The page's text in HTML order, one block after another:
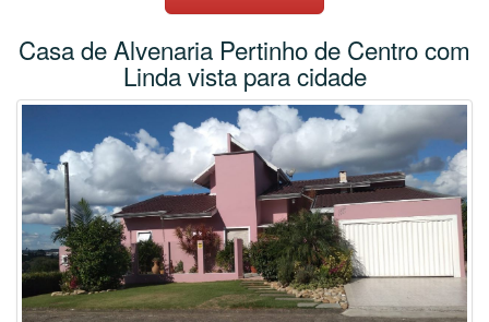
Casa de Alvenaria Pertinho de Centro com
Linda vista para cidade